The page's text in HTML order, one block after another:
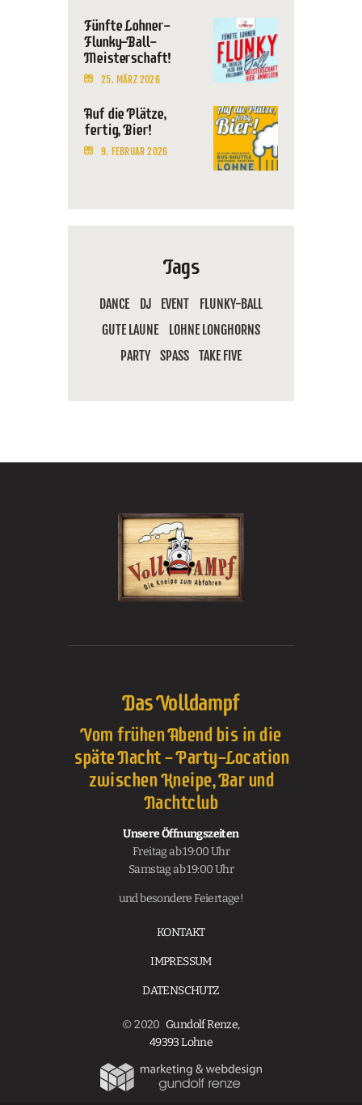
Fünfte Lohner-
Flunky-Ball-
Meisterschaft!
25. MÄRZ 2026
Auf die Plätze,
fertig, Bier!
9. FEBRUAR 2026
Tags
DANCE DJ EVENT
FLUNKY-BALL
GUTE LAUNE
LOHNE LONGHORNS
PARTY
SPASS TAKE FIVE
Das Volldampf
Vom frühen Abend bis in die
späte Nacht - Party-Location
zwischen Kneipe, Bar und
Nachtclub
Unsere Öffnungszeiten
Freitag ab 19:00 Uhr
Samstag ab 19:00 Uhr
und besondere Feiertage!
KONTAKT
IMPRESSUM
DATENSCHUTZ
© 2020 Gundolf Renze,
49393 Lohne